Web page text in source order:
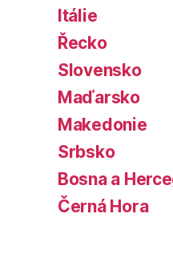
Itálie
Řecko
Slovensko
Maďarsko
Makedonie
Srbsko
Bosna a
Černá Hora